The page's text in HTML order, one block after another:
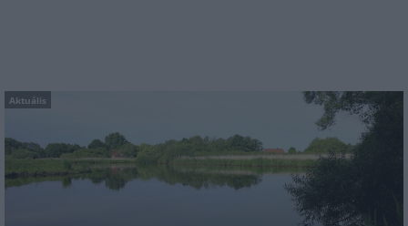
Aktuális